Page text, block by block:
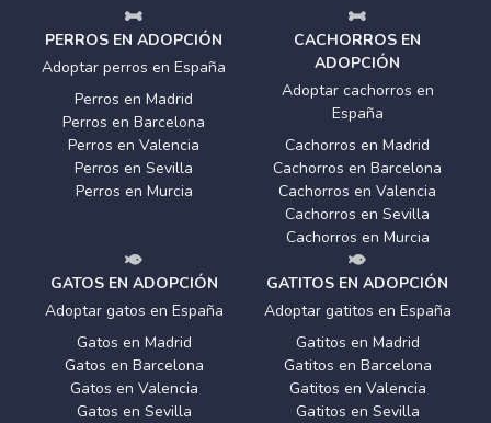
PERROS EN ADOPCIÓN
Adoptar perros en España
Perros en Madrid
Perros en Barcelona
Perros en Valencia
Perros en Sevilla
Perros en Murcia
CACHORROS EN
ADOPCIÓN
Adoptar cachorros en
España
Cachorros en Madrid
Cachorros en Barcelona
Cachorros en Valencia
Cachorros en Sevilla
Cachorros en Murcia
GATOS EN ADOPCIÓN
Adoptar gatos en España
Gatos en Madrid
Gatos en Barcelona
Gatos en Valencia
Gatos en Sevilla
GATITOS EN ADOPCIÓN
Adoptar gatitos en España
Gatitos en Madrid
Gatitos en Barcelona
Gatitos en Valencia
Gatitos en Sevilla